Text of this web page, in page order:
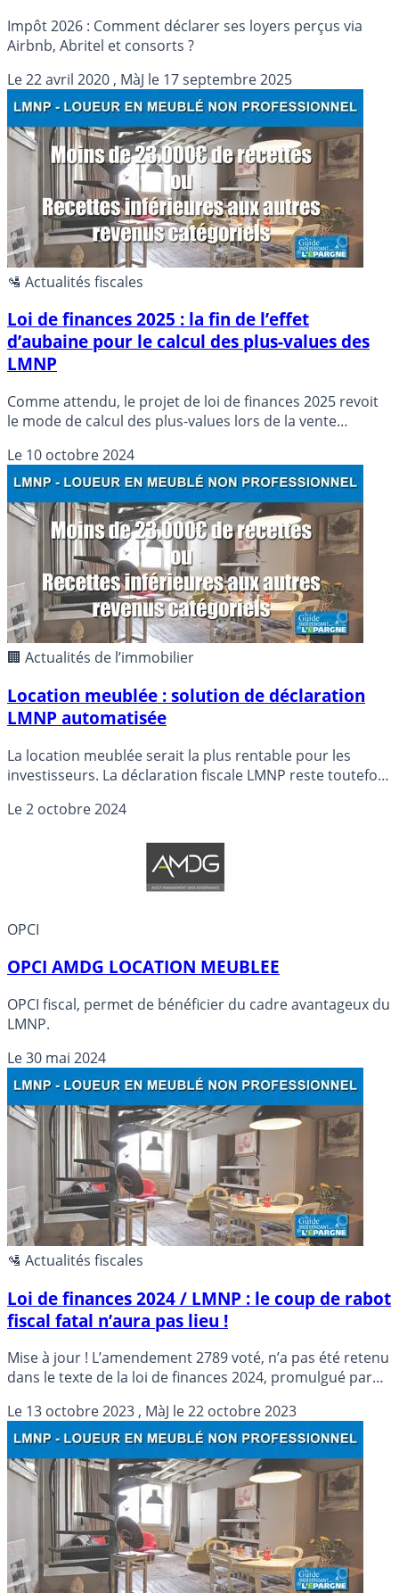
Impôt 2026 : Comment déclarer ses loyers perçus via
Airbnb, Abritel et consorts ?
Le22 avril 2020 , MàJ le 17 septembre 2025
🛂 Actualités fiscales
Loi de finances 2025 : la fin de l’effet
d’aubaine pour le calcul des plus-values des
LMNP
Comme attendu, le projet de loi de finances 2025 revoit
le mode de calcul des plus-values lors de la vente
Le 10 octobre 2024
🏢 Actualités de l’immobilier
Location meublée : solution de déclaration
LMNP automatisée
La location meublée serait la plus rentable pour les
investisseurs. La déclaration fiscale LMNP reste toutefois
Le2 octobre 2024
OPCI
OPCI AMDG LOCATION MEUBLEE
OPCI fiscal, permet de bénéficier du cadre avantageux du
LMNP.
Le30 mai 2024
🛂 Actualités fiscales
Loi de finances 2024 / LMNP : le coup de rabot
fiscal fatal n’aura pas lieu !
Mise à jour ! L’amendement 2789 voté, n’a pas été retenu
dans le texte de la loi de finances 2024, promulgué par
Le 13 octobre 2023, MàJ le22 octobre 2023